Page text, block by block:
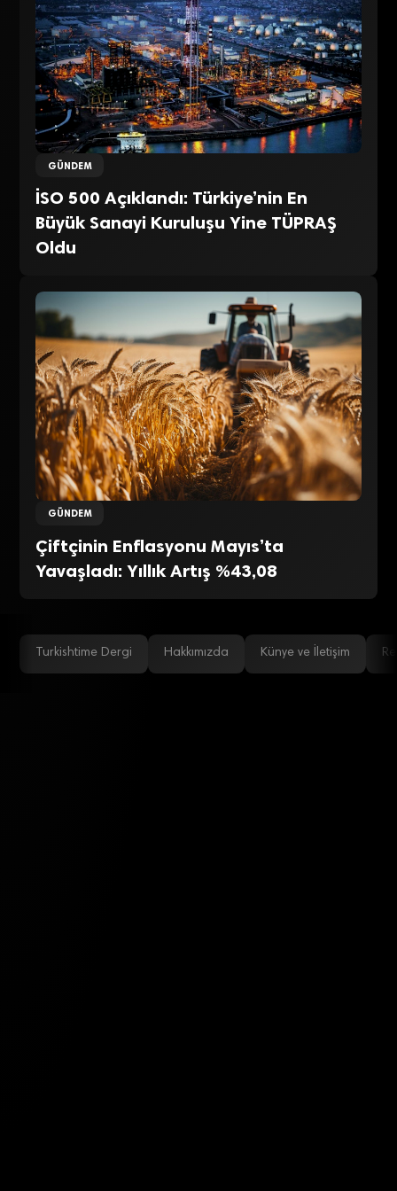
GÜNDEM
İSO 500 Açıklandı: Türkiye’nin En
Büyük Sanayi Kuruluşu Yine TÜPRAŞ
Oldu
GÜNDEM
Çiftçinin Enflasyonu Mayıs’ta
Yavaşladı: Yıllık Artış %43,08
Turkishtime Dergi Hakkımızda Künye ve İletişim